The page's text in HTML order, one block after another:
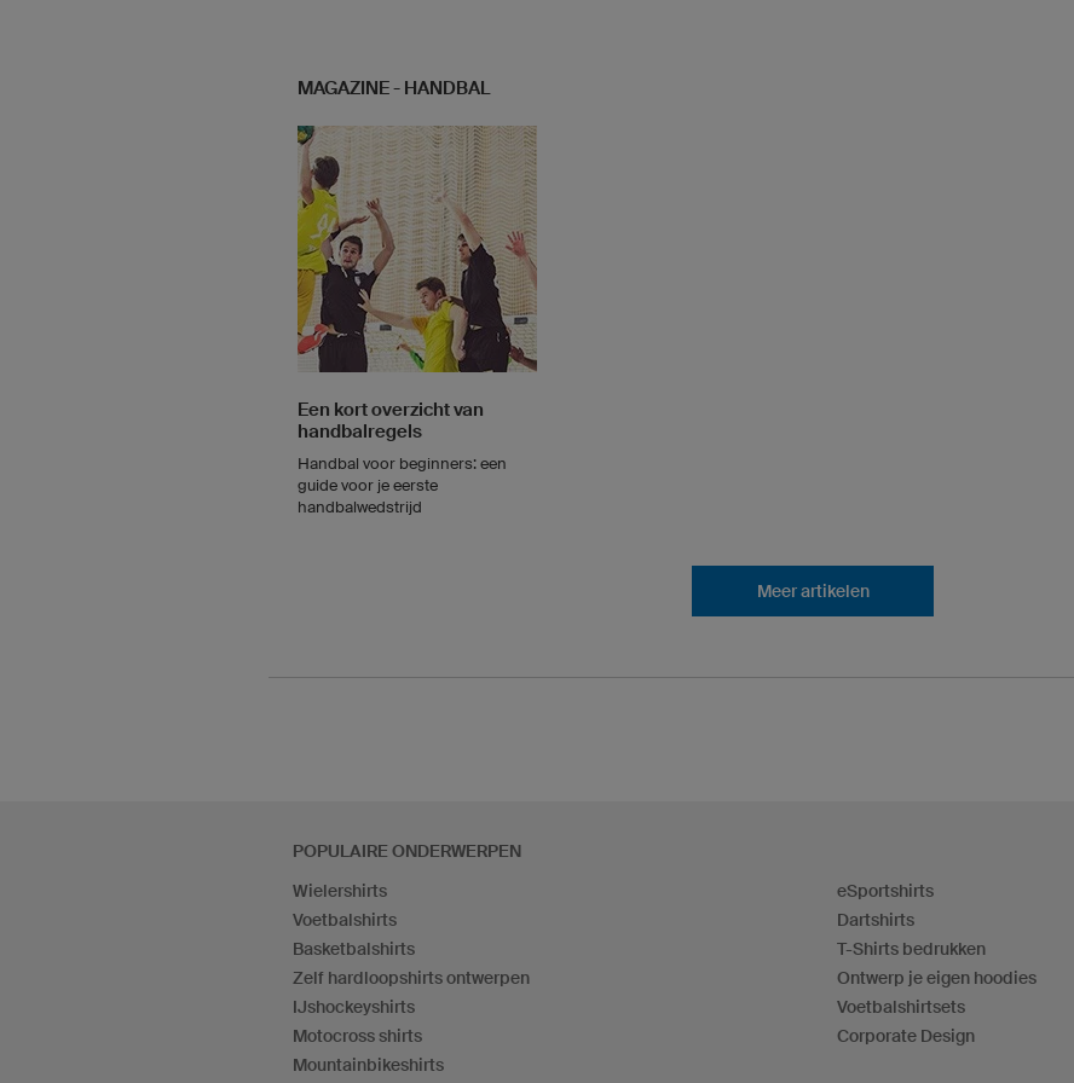
MAGAZINE - HANDBAL
Een kort overzicht van
handbalregels
Handbal voor beginners: een
guide voor je eerste
handbalwedstrijd
Meer artikelen
POPULAIRE ONDERWERPEN
Wielershirts
Voetbalshirts
Basketbalshirts
Zelf hardloopshirts ontwerpen
IJshockeyshirts
Motocross shirts
Mountainbikeshirts
eSportshirts
Dartshirts
T-Shirts bedrukken
Ontwerp je eigen hoodies
Voetbalshirtsets
Corporate Design